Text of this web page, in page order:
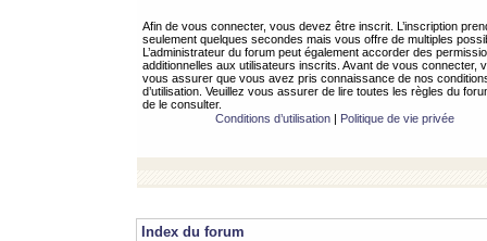
Afin de vous connecter, vous devez être inscrit. L’inscription
seulement quelques secondes mais vous offre de multiples
L’administrateur du forum peut également accorder des
additionnelles aux utilisateurs inscrits. Avant de vous connecter,
vous assurer que vous avez pris connaissance de nos
d’utilisation. Veuillez vous assurer de lire toutes les règles du
de le consulter.
Conditions d’utilisation| Politique de vie privée
Index du forum